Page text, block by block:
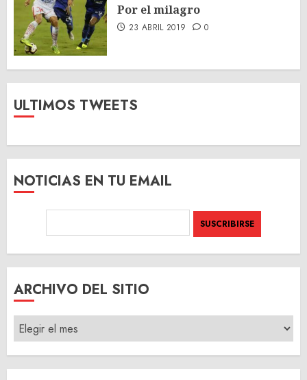
Por el milagro
23 ABRIL 2019 0
ULTIMOS TWEETS
NOTICIAS EN TU EMAIL
ARCHIVO DEL SITIO
ARCHIVO
DEL
SITIO